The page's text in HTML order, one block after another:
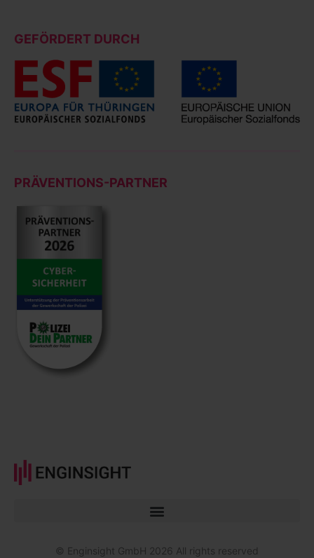
GEFÖRDERT DURCH
PRÄVENTIONS-PARTNER
© Enginsight GmbH 2026 All rights reserved